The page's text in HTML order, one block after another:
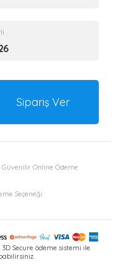
Sipariş Ver
Güvenilir Online Ödeme
Seçeneği
Secure ödeme sistemi ile